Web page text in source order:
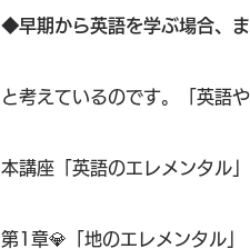
◆早期から英語を学ぶ場合、
と考えているのです。「英語
本講座「英語のエレメンタル
第1章💎「地のエレメンタル」